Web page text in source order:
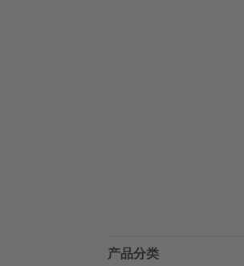
产品分类